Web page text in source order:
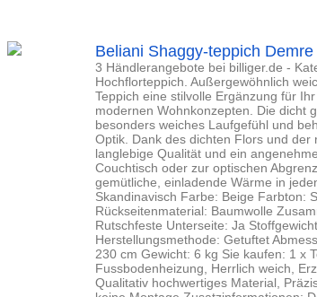
Beliani Shaggy-teppich
3 Händlerangebote bei billiger.de -
Hochflorteppich. Außergewöhnlich
Teppich eine stilvolle Ergänzung für
modernen Wohnkonzepten. Die dicht
besonders weiches Laufgefühl und
Optik. Dank des dichten Flors und der
langlebige Qualität und ein
Couchtisch oder zur optischen
gemütliche, einladende Wärme in
Skandinavisch Farbe: Beige Farbton:
Rückseitenmaterial: Baumwolle
Rutschfeste Unterseite: Ja
Herstellungsmethode: Getuftet
230 cm Gewicht: 6 kg Sie kaufen: 1 x
Fussbodenheizung, Herrlich weich,
Qualitativ hochwertiges Material,